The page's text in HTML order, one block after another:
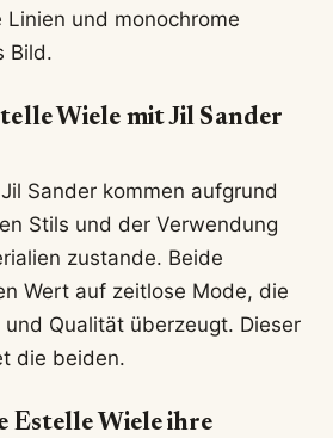
und monochrome
Bild.
Wiele mit Jil Sander
Sander kommen aufgrund
Stils und der Verwendung
zustande. Beide
Wert auf zeitlose Mode, die
und Qualität überzeugt. Dieser
die beiden.
Estelle Wiele ihre